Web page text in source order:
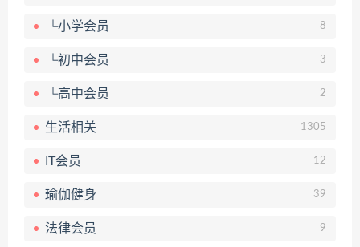
└小学会员 8
└初中会员 3
└高中会员 2
生活相关 1305
IT会员 12
瑜伽健身 39
法律会员 9